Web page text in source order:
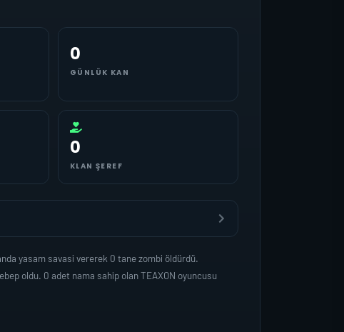
0
GÜNLÜK KAN
0
KLAN ŞEREF
yasam savasi vererek 0 tane zombi öldürdü.
oldu. 0 adet nama sahip olan TEAXON oyuncusu